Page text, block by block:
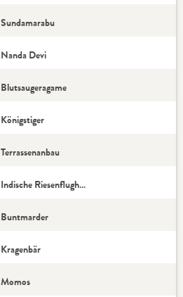
Sundamarabu
Nanda Devi
Blutsaugeragame
Königstiger
Terrassenanbau
Indische Riesenflughunde
Buntmarder
Kragenbär
Momos